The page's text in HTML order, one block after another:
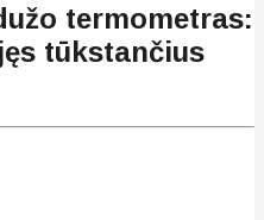
termometras:
tūkstančius